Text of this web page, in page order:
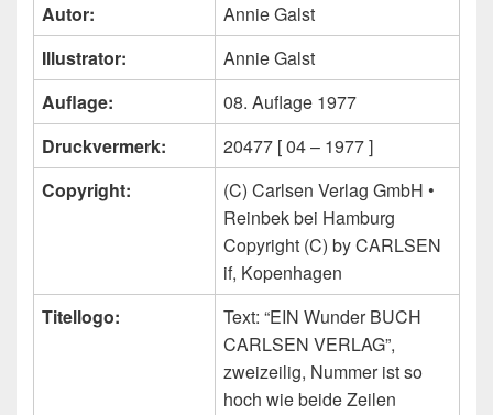
Autor:
Annie Galst
Illustrator:
Annie Galst
Auflage:
08. Auflage 1977
Druckvermerk:
20477 [ 04 – 1977 ]
Copyright:
(C) Carlsen Verlag GmbH •
Reinbek bei Hamburg
Copyright (C) by CARLSEN
if, Kopenhagen
Titellogo:
Text: “EIN Wunder BUCH
CARLSEN VERLAG”,
zweizeilig, Nummer ist so
hoch wie beide Zeilen